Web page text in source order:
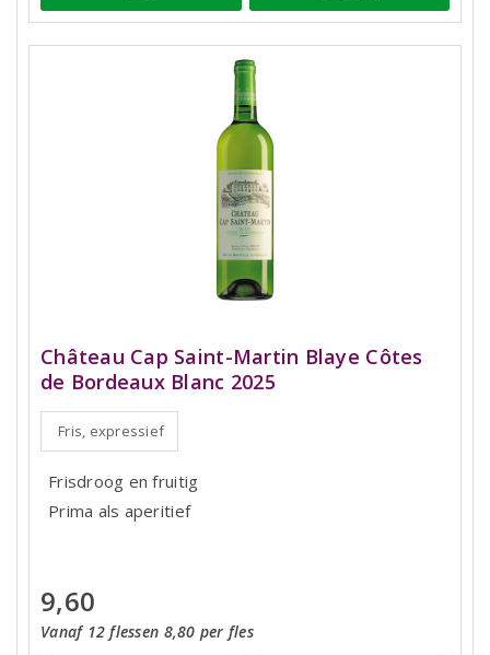
Château Cap Saint-Martin Blaye Côtes
de Bordeaux Blanc 2025
Fris, expressief
Frisdroog en fruitig
Prima als aperitief
9,60
Vanaf 12 flessen 8,80 per fles